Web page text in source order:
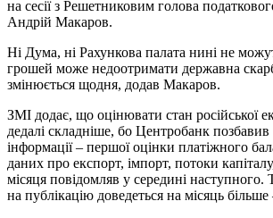
на сесії з Решетниковим голова
Андрій Макаров.
Ні Дума, ні Рахункова палата нині не
грошей може недоотримати державна
змінюється щодня, додав Макаров.
ЗМІ додає, що оцінювати стан російської
дедалі складніше, бо Центробанк
інформації – першої оцінки платіжного
даних про експорт, імпорт, потоки
місяця повідомляв у середині наступного.
на публікацію доведеться на місяць більше